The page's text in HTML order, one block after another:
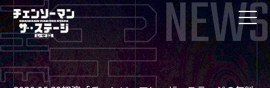
NEWS